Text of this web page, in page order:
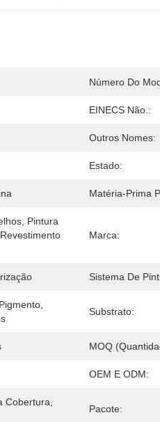
Número Do
EINECS Não.:
Outros Nomes:
Estado:
Matéria-Prima
Pintura
Marca:
Sistema De
Substrato:
MOQ
OEM E ODM:
Cobertura,
Pacote: